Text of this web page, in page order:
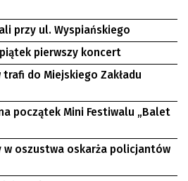
przy ul. Wyspiańskiego
piątek pierwszy koncert
do Miejskiego Zakładu
początek Mini Festiwalu „Balet
w oszustwa oskarża policjantów